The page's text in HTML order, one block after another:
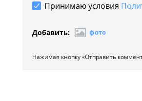
Принимаю условия
Добавить: фото
Нажимая кнопку «Отправить